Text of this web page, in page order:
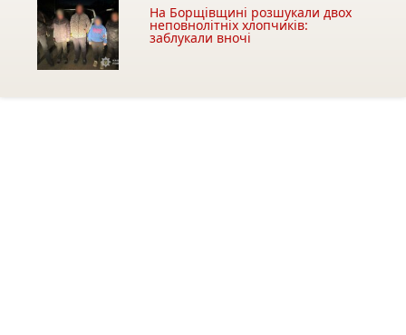
На Борщівщині розшукали двох
неповнолітніх хлопчиків:
заблукали вночі